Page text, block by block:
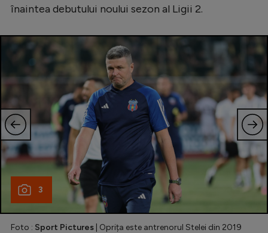
înaintea debutului noului sezon al Ligii 2.
3
Foto : Sport Pictures | Oprița este antrenorul Stelei din 2019